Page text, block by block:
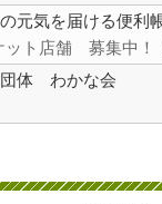
元気を届ける便利帳
ット店舗 募集中！
団体 わかな会